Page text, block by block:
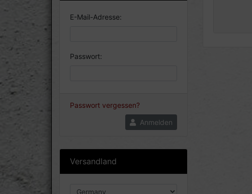
E-Mail-Adresse:
Passwort:
Passwort vergessen?
Anmelden
Versandland